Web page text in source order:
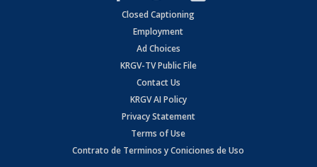
Closed Captioning
Employment
Ad Choices
KRGV-TV Public File
Contact Us
KRGV AI Policy
Privacy Statement
Terms of Use
Contrato de Terminos y Coniciones de Uso